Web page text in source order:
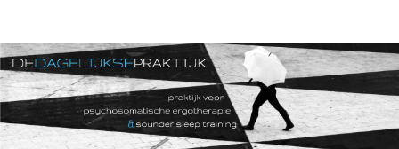
de
inhoud